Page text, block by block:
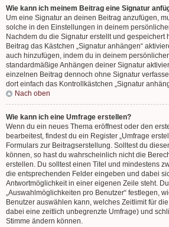
Wie kann ich meinem Beitrag eine Signatur
Um eine Signatur an deinen Beitrag anzufügen,
solche in den Einstellungen in deinem
Nachdem du die Signatur erstellt und gespeichert
Beitrag das Kästchen „Signatur anhängen“
auch hinzufügen, indem du in deinem
standardmäßige Anhängen deiner Signatur
einzelnen Beitrag dennoch ohne Signatur
dort einfach das Kontrollkästchen „Signatur
Nach oben
Wie kann ich eine Umfrage erstellen?
Wenn du ein neues Thema eröffnest oder den
bearbeitest, findest du ein Register „Umfrage
Formulars zur Beitragserstellung. Solltest du
können, so hast du wahrscheinlich nicht die
erstellen. Du solltest einen Titel und mindestens
die entsprechenden Felder eingeben und dabei
Antwortmöglichkeit in einer eigenen Zeile steht.
„Auswahlmöglichkeiten pro Benutzer“ festlegen,
Benutzer auswählen kann, welches Zeitlimit für
dabei eine zeitlich unbegrenzte Umfrage) und
Stimme ändern können.